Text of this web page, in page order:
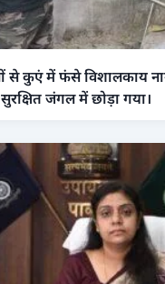
से कुएं में फंसे विशालकाय
जंगल में छोड़ा गया।